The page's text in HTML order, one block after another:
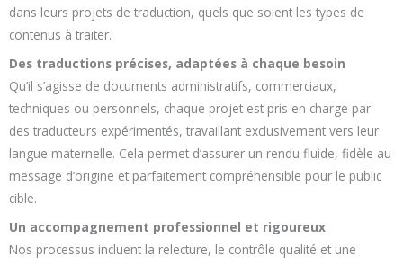
dans leurs projets de traduction, quels que soient les types de
contenus à traiter.
Des traductions précises, adaptées à chaque besoin
Qu’il s’agisse de documents administratifs, commerciaux,
techniques ou personnels, chaque projet est pris en charge par
des traducteurs expérimentés, travaillant exclusivement vers leur
langue maternelle. Cela permet d’assurer un rendu fluide, fidèle au
message d’origine et parfaitement compréhensible pour le public
cible.
Un accompagnement professionnel et rigoureux
Nos processus incluent la relecture, le contrôle qualité et une